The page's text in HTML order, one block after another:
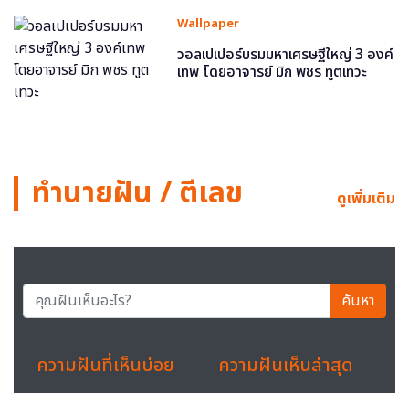
Wallpaper
วอลเปเปอร์บรมมหาเศรษฐีใหญ่ 3 องค์
เทพ โดยอาจารย์ มิก พชร ทูตเทวะ
ทำนายฝัน / ตีเลข ดูเพิ่มเติม
ค้นหา
ความฝันที่เห็นบ่อย ความฝันเห็นล่าสุด